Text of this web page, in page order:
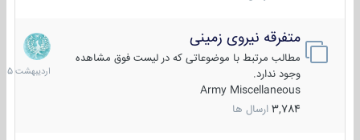
متفرقه نیروی زمینی
مطالب مرتبط با موضوعاتی که در لیست فوق مشاهده
وجود ندارد.
Army Miscellaneous
3,784 ارسال ها
27
1405